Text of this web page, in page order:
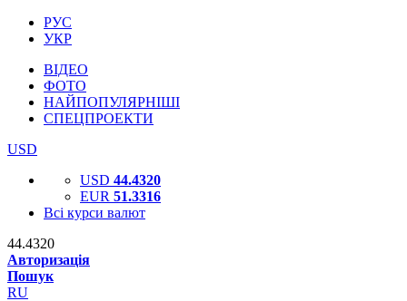
РУС
УКР
ВІДЕО
ФОТО
НАЙПОПУЛЯРНІШІ
СПЕЦПРОЕКТИ
USD
USD 44.4320
EUR 51.3316
Всі курси валют
44.4320
Авторизація
Пошук
RU